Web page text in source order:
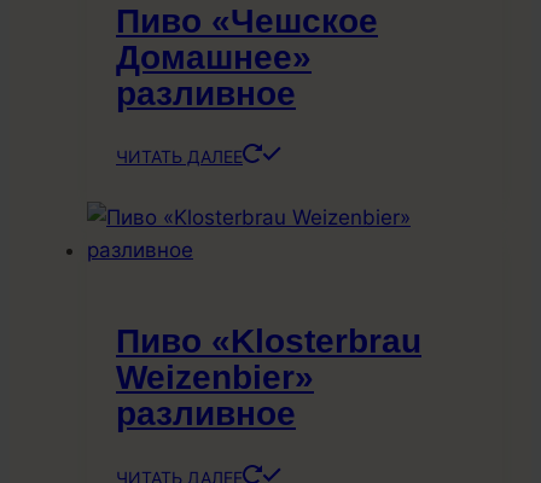
Пиво «Чешское
Домашнее»
разливное
ЧИТАТЬ ДАЛЕЕ
Пиво «Klosterbrau
Weizenbier»
разливное
ЧИТАТЬ ДАЛЕЕ